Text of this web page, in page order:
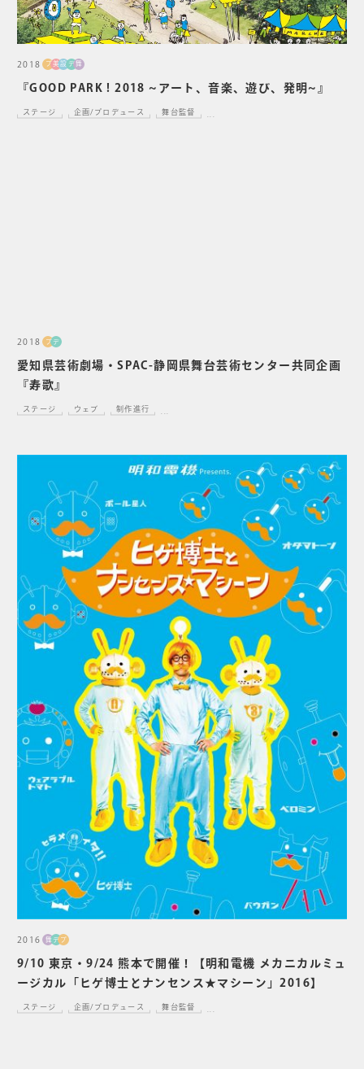
『GOOD PARK ! 2018 ~アート、音楽、遊び、発明~』
2018 プ美設 デ 舞
ステージ 企画/プロデュース 舞台監督
愛知県芸術劇場・SPAC-静岡県舞台芸術センター共同企画
『寿歌』
2018 プ デ
ステージ ウェブ 制作進行
9/10 東京・9/24 熊本で開催！【明和電機 メカニカルミュ
ージカル「ヒゲ博士とナンセンス★マシーン」2016】
2016 舞 デ プ
ステージ 企画/プロデュース 舞台監督